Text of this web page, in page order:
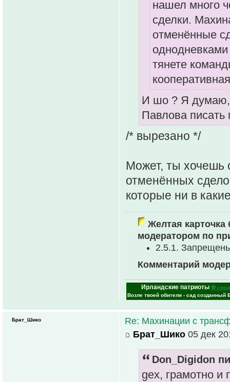
нашел много
сделки.
отменённые
однодневками
тянете
И шо ? Я думаю,
Павлова писать
/* вырезано */
Может, ты хочешь
отменённых
которые ни в
Желтая карточка
модератором по
2.5.1.
Комментарий
Ирландские патриоты ⚽
Возле твоей обители - сад созданный
Re: Махинации с
Брат_Шико 05 дек
Don_Digidon
gex, грамотно и
Брат_Шико